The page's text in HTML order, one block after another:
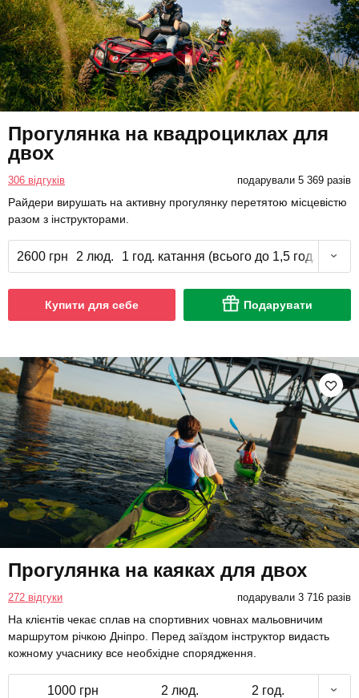
Прогулянка на квадроциклах для
двох
306 відгуків подарували 5 369 разів
Райдери вирушать на активну прогулянку перетятою місцевістю
разом з інструкторами.
2600 грн 2 люд. 1 год. катання (всього до 1,5 год.)
Купити для себе Подарувати
Прогулянка на каяках для двох
272 відгуки подарували 3 716 разів
На клієнтів чекає сплав на спортивних човнах мальовничим
маршрутом річкою Дніпро. Перед заїздом інструктор видасть
кожному учаснику все необхідне спорядження.
1000 грн 2 люд. 2 год.